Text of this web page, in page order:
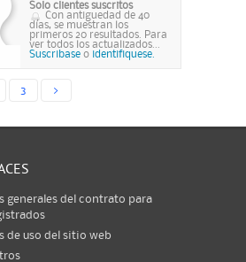
Solo clientes suscritos
Con antiguedad de 40
días, se muestran los
primeros 20 resultados. Para
ver todos los actualizados...
Suscribase o identifiquese.
3 >
generales del contrato para
de uso del sitio web